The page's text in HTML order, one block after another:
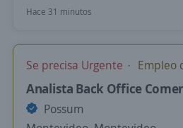
Hace 31 minutos
Se precisa Urgente Empleo
Analista Back Office
Possum